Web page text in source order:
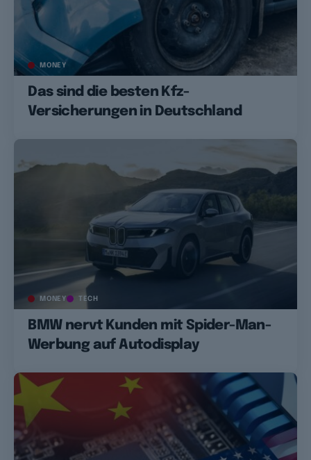
MONEY
Das sind die besten Kfz-
Versicherungen in Deutschland
MONEY TECH
BMW nervt Kunden mit Spider-Man-
Werbung auf Autodisplay